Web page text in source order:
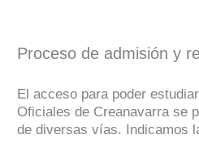
Proceso de admisión y
El acceso para poder
Oficiales de Creanavarra se
de diversas vías. Indicamos